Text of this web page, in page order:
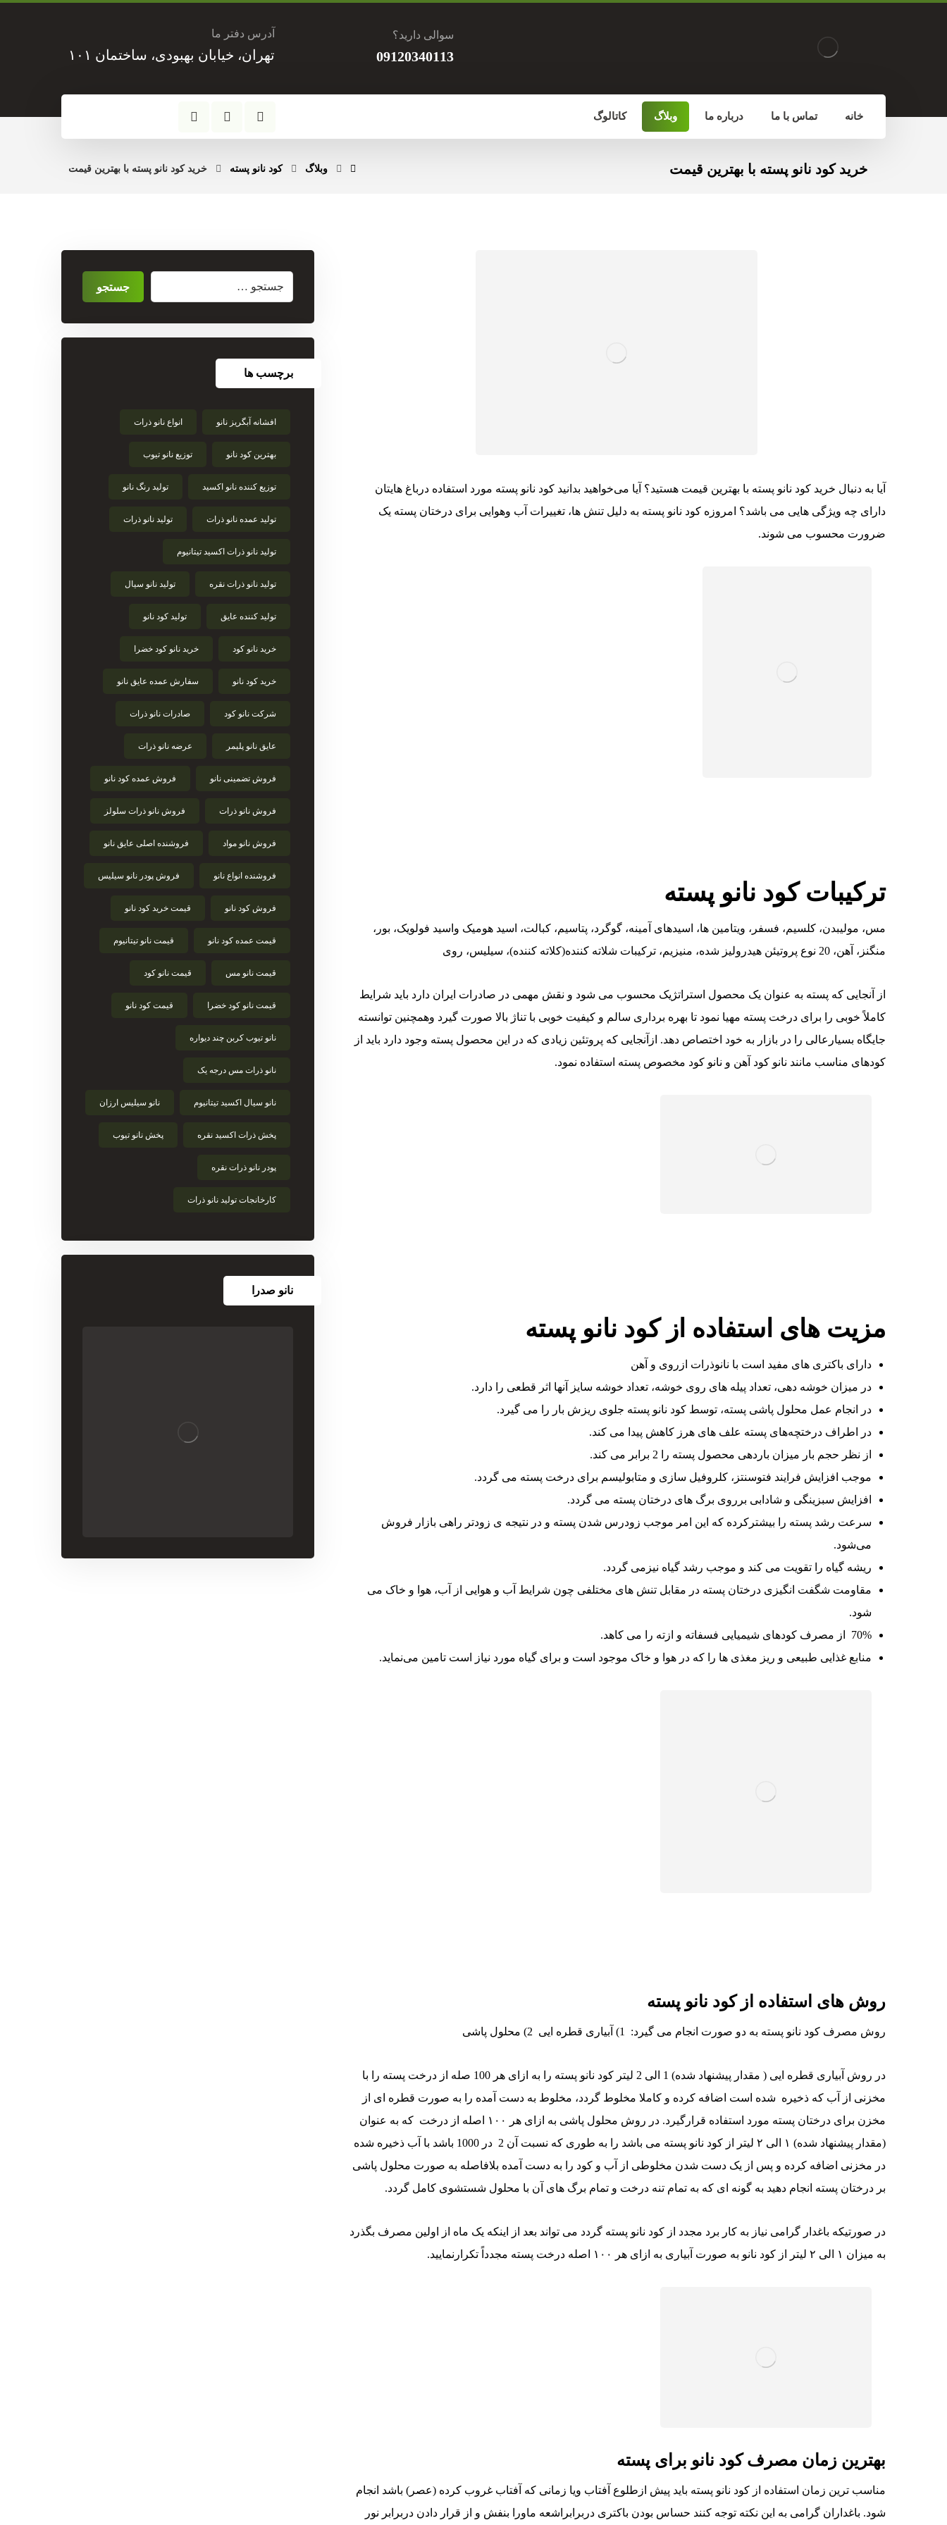
آدرس دفتر ما
تهران، خیابان بهبودی، ساختمان ۱۰۱
سوالی دارید؟
09120340113
خانه تماس با ما درباره ما وبلاگ کاتالوگ
خرید کود نانو پسته با بهترین قیمت وبلاگ کود نانو پسته خرید کود نانو پسته با بهترین قیمت
آیا به دنبال خرید کود نانو پسته با بهترین قیمت هستید؟ آیا می‌خواهید بدانید کود نانو پسته مورد استفاده درباغ هایتان
دارای چه ویژگی هایی می باشد؟ امروزه کود نانو پسته به دلیل تنش ها، تغییرات آب وهوایی برای درختان پسته یک
ضرورت محسوب می شوند.
ترکیبات کود نانو پسته
مس، مولیبدن، کلسیم، فسفر، ویتامین ها، اسیدهای آمینه، گوگرد، پتاسیم، کبالت، اسید هومیک واسید فولویک، بور،
منگنز، آهن، 20 نوع پروتیئن هیدرولیز شده، منیزیم، ترکیبات شلاته کننده(کلاته کننده)، سیلیس، روی
از آنجایی که پسته به عنوان یک محصول استراتژیک محسوب می شود و نقش مهمی در صادرات ایران دارد باید شرایط
کاملاً خوبی را برای درخت پسته مهیا نمود تا بهره برداری سالم و کیفیت خوبی با تناژ بالا صورت گیرد وهمچنین توانسته
جایگاه بسیارعالی را در بازار به خود اختصاص دهد. ازآنجایی که پروتئین زیادی که در این محصول پسته وجود دارد باید از
کودهای مناسب مانند نانو کود آهن و نانو کود مخصوص پسته استفاده نمود.
مزیت های استفاده از کود نانو پسته
دارای باکتری های مفید است با نانوذرات ازروی و آهن
در میزان خوشه دهی، تعداد پیله های روی خوشه، تعداد خوشه سایز آنها اثر قطعی را دارد.
در انجام عمل محلول پاشی پسته، توسط کود نانو پسته جلوی ریزش بار را می گیرد.
در اطراف درختچه‌های پسته علف های هرز کاهش پیدا می کند.
از نظر حجم بار میزان باردهی محصول پسته را 2 برابر می کند.
موجب افزایش فرایند فتوسنتز، کلروفیل سازی و متابولیسم برای درخت پسته می گردد.
افزایش سبزینگی و شادابی برروی برگ های درختان پسته می گردد.
سرعت رشد پسته را بیشترکرده که این امر موجب زودرس شدن پسته و در نتیجه ی زودتر راهی بازار فروش
می‌شود.
ریشه گیاه را تقویت می کند و موجب رشد گیاه نیزمی گردد.
مقاومت شگفت انگیزی درختان پسته در مقابل تنش های مختلفی چون شرایط آب و هوایی از آب، هوا و خاک می
شود.
70% از مصرف کودهای شیمیایی فسفاته و ازته را می کاهد.
منابع غذایی طبیعی و ریز مغذی ها را که در هوا و خاک موجود است و برای گیاه مورد نیاز است تامین می‌نماید.
روش های استفاده از کود نانو پسته
روش مصرف کود نانو پسته به دو صورت انجام می گیرد: 1) آبیاری قطره ایی 2) محلول پاشی
در روش آبیاری قطره ایی ( مقدار پیشنهاد شده) 1 الی 2 لیتر کود نانو پسته را به ازای هر 100 صله از درخت پسته را با
مخزنی از آب که ذخیره شده است اضافه کرده و کاملا مخلوط گردد، مخلوط به دست آمده را به صورت قطره ای از
مخزن برای درختان پسته مورد استفاده قرارگیرد. در روش محلول پاشی به ازای هر ۱۰۰ اصله از درخت که به عنوان
(مقدار پیشنهاد شده) ۱ الی ۲ لیتر از کود نانو پسته می باشد را به طوری که نسبت آن 2 در 1000 باشد با آب ذخیره شده
در مخزنی اضافه کرده و پس از یک دست شدن مخلوطی از آب و کود را به دست آمده بلافاصله به صورت محلول پاشی
بر درختان پسته انجام دهید به گونه ای که به تمام تنه درخت و تمام برگ های آن با محلول شستشوی کامل گردد.
در صورتیکه باغدار گرامی نیاز به کار برد مجدد از کود نانو پسته گردد می تواند بعد از اینکه یک ماه از اولین مصرف بگذرد
به میزان ۱ الی ۲ لیتر از کود نانو به صورت آبیاری به ازای هر ۱۰۰ اصله درخت پسته مجدداً تکرارنمایید.
بهترین زمان مصرف کود نانو برای پسته
مناسب ترین زمان استفاده از کود نانو پسته باید پیش ازطلوع آفتاب ویا زمانی که آفتاب غروب کرده (عصر) باشد انجام
شود. باغداران گرامی به این نکته توجه کنند حساس بودن باکتری دربرابراشعه ماورا بنفش و از قرار دادن دربرابر نور
برچسب ها
افشانه آبگریز نانو انواع نانو ذرات
بهترین کود نانو توزیع نانو تیوب
توزیع کننده نانو اکسید تولید رنگ نانو
تولید عمده نانو ذرات تولید نانو ذرات
تولید نانو ذرات اکسید تیتانیوم
تولید نانو ذرات نقره تولید نانو سیال
تولید کننده عایق تولید کود نانو
خرید نانو کود خرید نانو کود خضرا
خرید کود نانو سفارش عمده عایق نانو
شرکت نانو کود صادرات نانو ذرات
عایق نانو پلیمر عرضه نانو ذرات
فروش تضمینی نانو فروش عمده کود نانو
فروش نانو ذرات فروش نانو ذرات سلولز
فروش نانو مواد فروشنده اصلی عایق نانو
فروشنده انواع نانو فروش پودر نانو سیلیس
فروش کود نانو قیمت خرید کود نانو
قیمت عمده کود نانو قیمت نانو تیتانیوم
قیمت نانو مس قیمت نانو کود
قیمت نانو کود خضرا قیمت کود نانو
نانو تیوب کربن چند دیواره
نانو ذرات مس درجه یک
نانو سیال اکسید تیتانیوم نانو سیلیس ارزان
پخش ذرات اکسید نقره پخش نانو تیوب
پودر نانو ذرات نقره
کارخانجات تولید نانو ذرات
نانو صدرا